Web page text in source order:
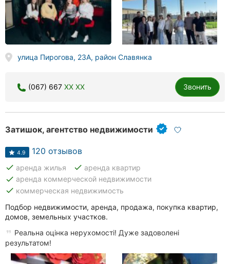
улица Пирогова, 23А, район Славянка
(067) 667 XX XX Звонить
Затишок, агентство недвижимости
4.9 120 отзывов
done аренда жилья done аренда квартир
done аренда коммерческой недвижимости
done коммерческая недвижимость
Подбор недвижимости, аренда, продажа, покупка квартир,
домов, земельных участков.
Реальна оцінка нерухомості! Дуже задоволені
результатом!